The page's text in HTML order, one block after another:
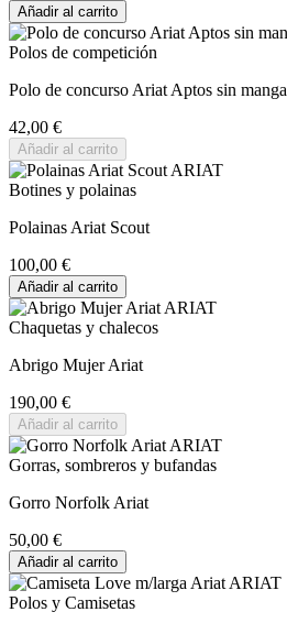
Añadir al carrito
Polos de competición
Polo de concurso Ariat Aptos sin manga
42,00 €
Añadir al carrito
Botines y polainas
Polainas Ariat Scout
100,00 €
Añadir al carrito
Chaquetas y chalecos
Abrigo Mujer Ariat
190,00 €
Añadir al carrito
Gorras, sombreros y bufandas
Gorro Norfolk Ariat
50,00 €
Añadir al carrito
Polos y Camisetas